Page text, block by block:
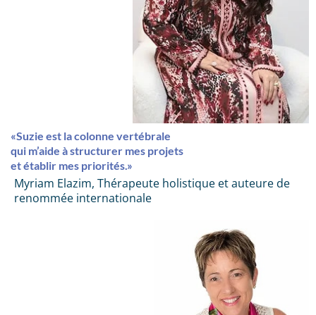
«Suzie est la colonne vertébrale
qui m’aide à structurer mes projets
et établir mes priorités.»
Myriam Elazim, Thérapeute holistique et auteure de
renommée internationale